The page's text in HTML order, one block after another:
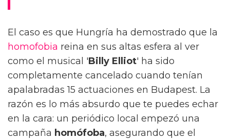
El caso es que Hungría ha demostrado que la
homofobia reina en sus altas esfera al ver
como el musical 'Billy Elliot' ha sido
completamente cancelado cuando tenían
apalabradas 15 actuaciones en Budapest. La
razón es lo más absurdo que te puedes echar
en la cara: un periódico local empezó una
campaña homófoba, asegurando que el